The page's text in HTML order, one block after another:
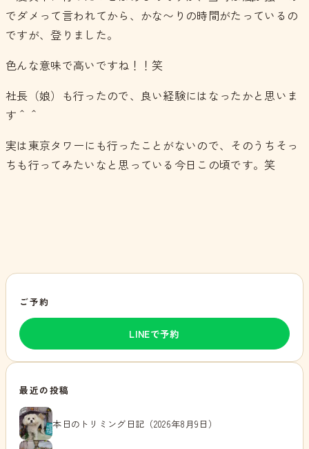
でダメって言われてから、かな〜りの時間がたっているの
ですが、登りました。
色んな意味で高いですね！！笑
社長（娘）も行ったので、良い経験にはなったかと思いま
す＾＾
実は東京タワーにも行ったことがないので、そのうちそっ
ちも行ってみたいなと思っている今日この頃です。笑
ご予約
LINEで予約
最近の投稿
本日のトリミング日記（2026年8月9日）